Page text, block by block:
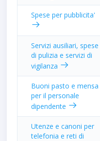
Spese per pubblicita'
Servizi ausiliari, spese
di pulizia e servizi di
vigilanza
Buoni pasto e mensa
per il personale
dipendente
Utenze e canoni per
telefonia e reti di